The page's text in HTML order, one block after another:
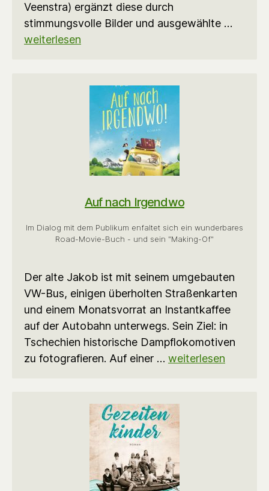
Veenstra) ergänzt diese durch
stimmungsvolle Bilder und ausgewählte …
weiterlesen
Auf nach Irgendwo
Im Dialog mit dem Publikum enfaltet sich ein wunderbares
Road-Movie-Buch - und sein "Making-Of"
Der alte Jakob ist mit seinem umgebauten
VW-Bus, einigen überholten Straßenkarten
und einem Monatsvorrat an Instantkaffee
auf der Autobahn unterwegs. Sein Ziel: in
Tschechien historische Dampflokomotiven
zu fotografieren. Auf einer … weiterlesen